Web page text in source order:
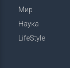
Мир
Наука
LifeStyle